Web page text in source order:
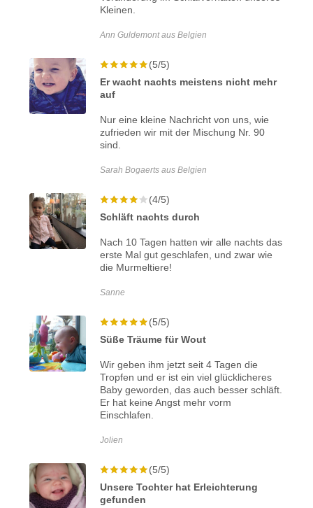
Kleinen.
Ann Guldemont aus Belgien
(5/5)
Er wacht nachts meistens nicht mehr
auf
Nur eine kleine Nachricht von uns, wie
zufrieden wir mit der Mischung Nr. 90
sind.
Sarah Bogaerts aus Belgien
(4/5)
Schläft nachts durch
Nach 10 Tagen hatten wir alle nachts das
erste Mal gut geschlafen, und zwar wie
die Murmeltiere!
Sanne
(5/5)
Süße Träume für Wout
Wir geben ihm jetzt seit 4 Tagen die
Tropfen und er ist ein viel glücklicheres
Baby geworden, das auch besser schläft.
Er hat keine Angst mehr vorm
Einschlafen.
Jolien
(5/5)
Unsere Tochter hat Erleichterung
gefunden